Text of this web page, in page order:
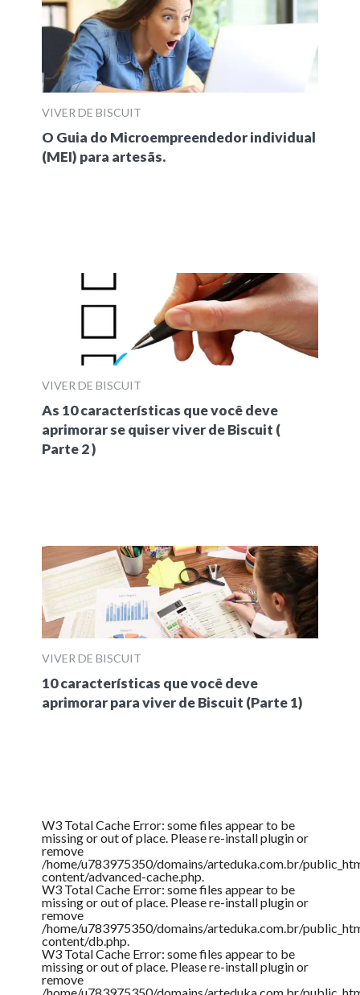
VIVER DE BISCUIT
O Guia do Microempreendedor individual
(MEI) para artesãs.
VIVER DE BISCUIT
As 10 características que você deve
aprimorar se quiser viver de Biscuit (
Parte 2 )
VIVER DE BISCUIT
10 características que você deve
aprimorar para viver de Biscuit (Parte 1)
W3 Total Cache Error: some files appear to be
missing or out of place. Please re-install plugin or
remove
/home/u783975350/domains/arteduka.com.br/
content/advanced-cache.php.
W3 Total Cache Error: some files appear to be
missing or out of place. Please re-install plugin or
remove
/home/u783975350/domains/arteduka.com.br/
content/db.php.
W3 Total Cache Error: some files appear to be
missing or out of place. Please re-install plugin or
remove